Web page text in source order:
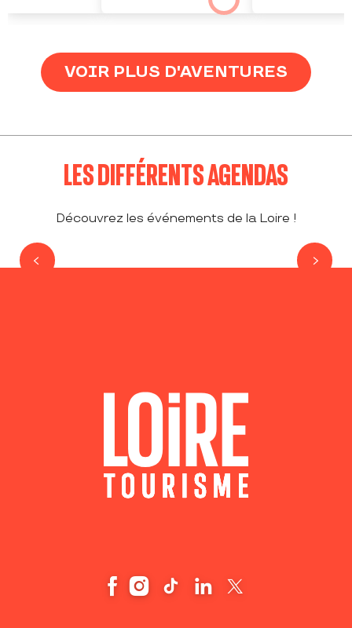
VOIR PLUS D'AVENTURES
LES DIFFÉRENTS AGENDAS
Découvrez les événements de la Loire !
À FAIRE AUJOURD’HUI